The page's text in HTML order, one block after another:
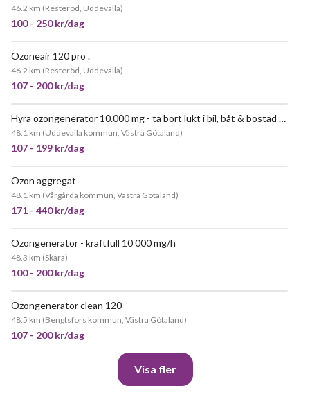
46.2 km (Resteröd, Uddevalla)
100 - 250 kr/dag
Ozoneair 120 pro .
46.2 km (Resteröd, Uddevalla)
107 - 200 kr/dag
JÄTTEPOPULÄR Hyra ozongenerator 10.000 mg - ta bort lukt i bil, båt & bostad (orust/uddevalla/tjörn)
48.1 km (Uddevalla kommun, Västra Götaland)
107 - 199 kr/dag
Ozon aggregat
48.1 km (Vårgårda kommun, Västra Götaland)
171 - 440 kr/dag
Ozongenerator - kraftfull 10 000 mg/h
48.3 km (Skara)
100 - 200 kr/dag
Ozongenerator clean 120
48.5 km (Bengtsfors kommun, Västra Götaland)
107 - 200 kr/dag
Visa fler